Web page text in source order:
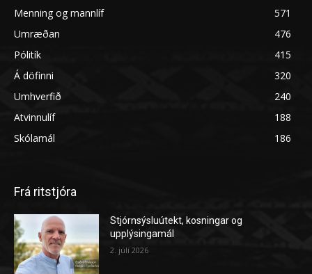
Menning og mannlíf
571
Umræðan
476
Pólitík
415
Á döfinni
320
Umhverfið
240
Atvinnulíf
188
Skólamál
186
Frá ritstjóra
Stjórnsýsluútekt, kosningar og
upplýsingamál
2. júlí 2026